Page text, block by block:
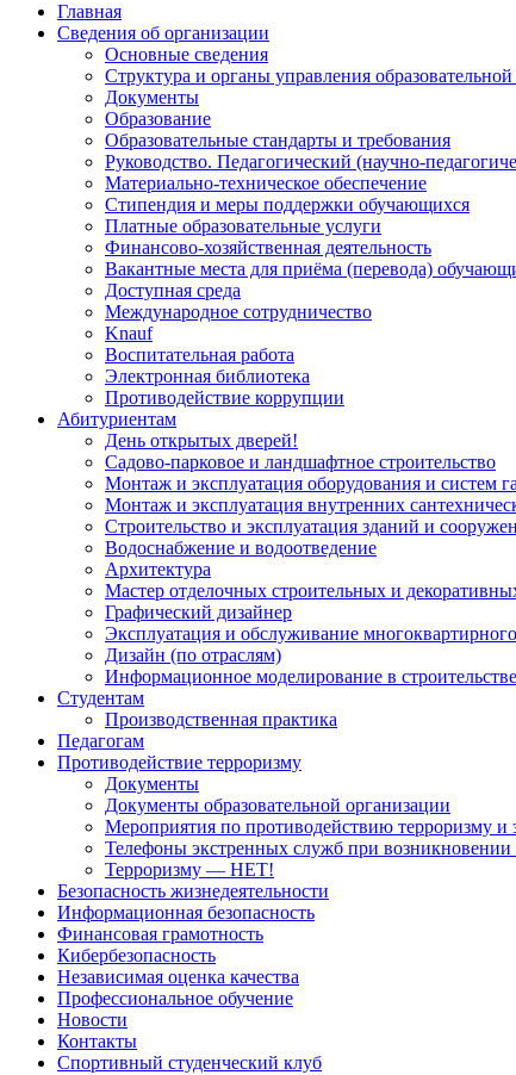
Главная
Сведения об организации
Основные сведения
Структура и органы управления
Документы
Образование
Образовательные стандарты и требования
Руководство. Педагогический (научно-
Материально-техническое обеспечение
Стипендия и меры поддержки обучающихся
Платные образовательные услуги
Финансово-хозяйственная деятельность
Вакантные места для приёма (перевода)
Доступная среда
Международное сотрудничество
Knauf
Воспитательная работа
Электронная библиотека
Противодействие коррупции
Абитуриентам
День открытых дверей!
Садово-парковое и ландшафтное строительство
Монтаж и эксплуатация оборудования и систем
Монтаж и эксплуатация внутренних
Строительство и эксплуатация зданий и
Водоснабжение и водоотведение
Архитектура
Мастер отделочных строительных и
Графический дизайнер
Эксплуатация и обслуживание
Дизайн (по отраслям)
Информационное моделирование в строительстве
Студентам
Производственная практика
Педагогам
Противодействие терроризму
Документы
Документы образовательной организации
Мероприятия по противодействию терроризму и
Телефоны экстренных служб при
Терроризму — НЕТ!
Безопасность жизнедеятельности
Информационная безопасность
Финансовая грамотность
Кибербезопасность
Независимая оценка качества
Профессиональное обучение
Новости
Контакты
Спортивный студенческий клуб